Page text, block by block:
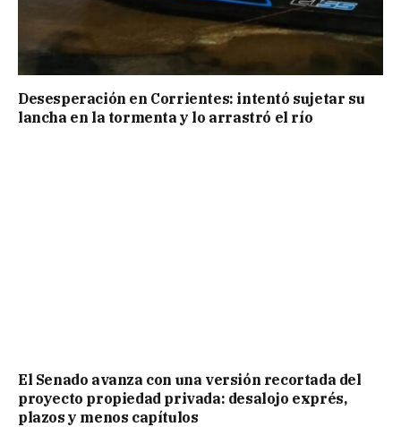
Desesperación en Corrientes: intentó sujetar su
lancha en la tormenta y lo arrastró el río
El Senado avanza con una versión recortada del
proyecto propiedad privada: desalojo exprés,
plazos y menos capítulos